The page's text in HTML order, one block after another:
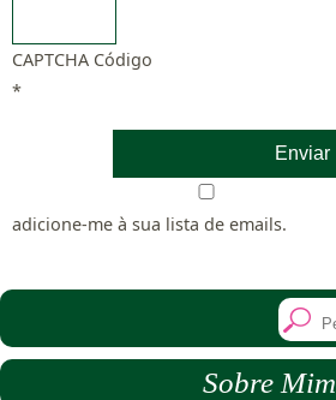
CAPTCHA Código
*
adicione-me à sua lista de emails.
Sobre Mim